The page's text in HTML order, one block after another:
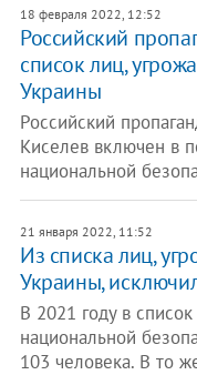
18 февраля 2022, 12:52
Российский
список лиц,
Украины
Российский
Киселев включен в
национальной
21 января 2022, 11:52
Из списка лиц,
Украины,
В 2021 году в
национальной
103 человека. В то